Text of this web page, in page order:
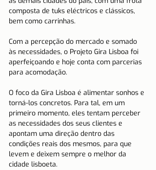
composta de tuks eléctricos e clássicos,
bem como carrinhas.
Com a percepção do mercado e somado
às necessidades, o Projeto Gira Lisboa foi
aperfeiçoando e hoje conta com parcerias
para acomodação.
O foco da Gira Lisboa é alimentar sonhos e
torná-los concretos. Para tal, em um
primeiro momento, eles tentam perceber
as necessidades dos seus clientes e
apontam uma direção dentro das
condições reais dos mesmos, para que
levem e deixem sempre o melhor da
cidade lisboeta.